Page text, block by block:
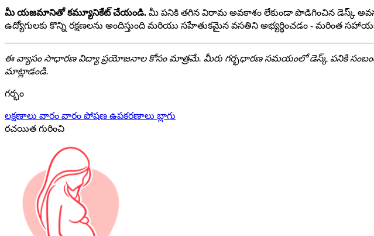
మీ యజమానితో కమ్యూనికేట్ చేయండి. మీ పనికి తగిన విరామ అవకాశం లేకుండా పొడిగించిన డెస్క్
ఉద్యోగులకు కొన్ని రక్షణలను అందిస్తుంది మరియు సహేతుకమైన వసతిని అభ్యర్థించడం - మరింత
ఈ వ్యాసం సాధారణ విద్యా ప్రయోజనాల కోసం మాత్రమే. మీరు గర్భధారణ సమయంలో డెస్క్ పనికి
మాట్లాడండి.
గర్భం
లక్షణాలు వారం వారం పోషణ ఉపకరణాలు బ్లాగు
రచయిత గురించి